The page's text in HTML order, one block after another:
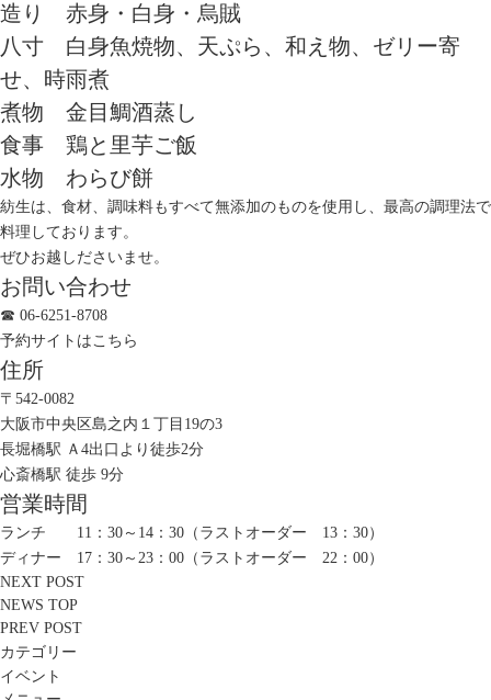
造り 赤身・白身・烏賊
八寸 白身魚焼物、 天ぷら 、 和え物、ゼリー寄
せ、 時雨煮
煮物 金目鯛酒蒸し
食事 鶏と里芋ご飯
水物 わらび餅
紡生は、食材、調味料もすべて無添加のものを使用し、最高の調理法で
料理しております。
ぜひお越しださいませ。
お問い合わせ
☎ 06-6251-8708
予約サイトはこちら
住所
〒542-0082
大阪市中央区島之内１丁目19の3
長堀橋駅 Ａ4出口より徒歩2分
心斎橋駅 徒歩 9分
営業時間
ランチ 11：30～14：30（ラストオーダー 13：30）
ディナー 17：30～23：00（ラストオーダー 22：00）
NEXT POST
NEWS TOP
PREV POST
カテゴリー
イベント